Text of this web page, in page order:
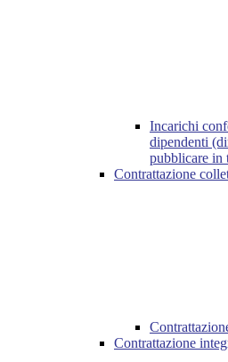
Incarichi
dipendenti
pubblicare in
Contrattazione
Contrattazione